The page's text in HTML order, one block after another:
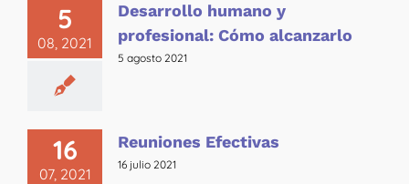
5
08, 2021
Desarrollo humano y
profesional: Cómo alcanzarlo
5 agosto 2021
16
07, 2021
Reuniones Efectivas
16 julio 2021